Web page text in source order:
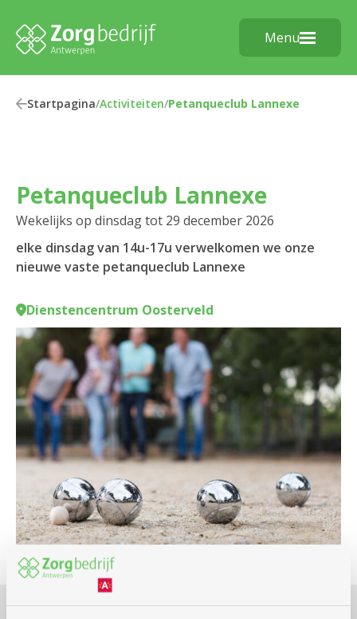
Menu
Startpagina/Activiteiten/Petanqueclub Lannexe
Petanqueclub Lannexe
Wekelijks op dinsdag tot 29 december 2026
elke dinsdag van 14u-17u verwelkomen we onze
nieuwe vaste petanqueclub Lannexe
Dienstencentrum Oosterveld